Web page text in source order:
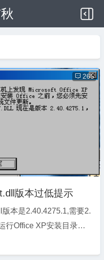
 265
版本过低提示
本是2.40.4275.1,需要2.
行Office XP安装目录下
文件更新. 若是不行,请
下删除,win